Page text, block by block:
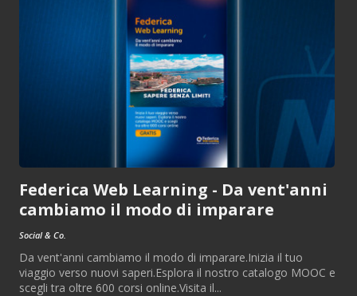
Federica Web Learning - Da vent'anni
cambiamo il modo di imparare
Social & Co.
Da vent'anni cambiamo il modo di imparare.Inizia il tuo
viaggio verso nuovi saperi.Esplora il nostro catalogo MOOC e
scegli tra oltre 600 corsi online.Visita il...